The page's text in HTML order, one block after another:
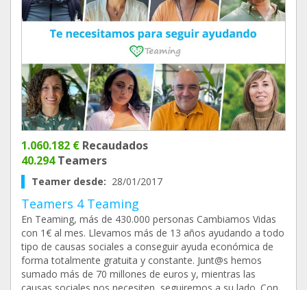
1.060.182 € Recaudados
40.294Teamers
Teamer desde: 28/01/2017
Teamers 4 Teaming
En Teaming, más de 430.000 personas Cambiamos Vidas
con 1€ al mes. Llevamos más de 13 años ayudando a todo
tipo de causas sociales a conseguir ayuda económica de
forma totalmente gratuita y constante. Junt@s hemos
sumado más de 70 millones de euros y, mientras las
causas sociales nos necesiten, seguiremos a su lado. Con